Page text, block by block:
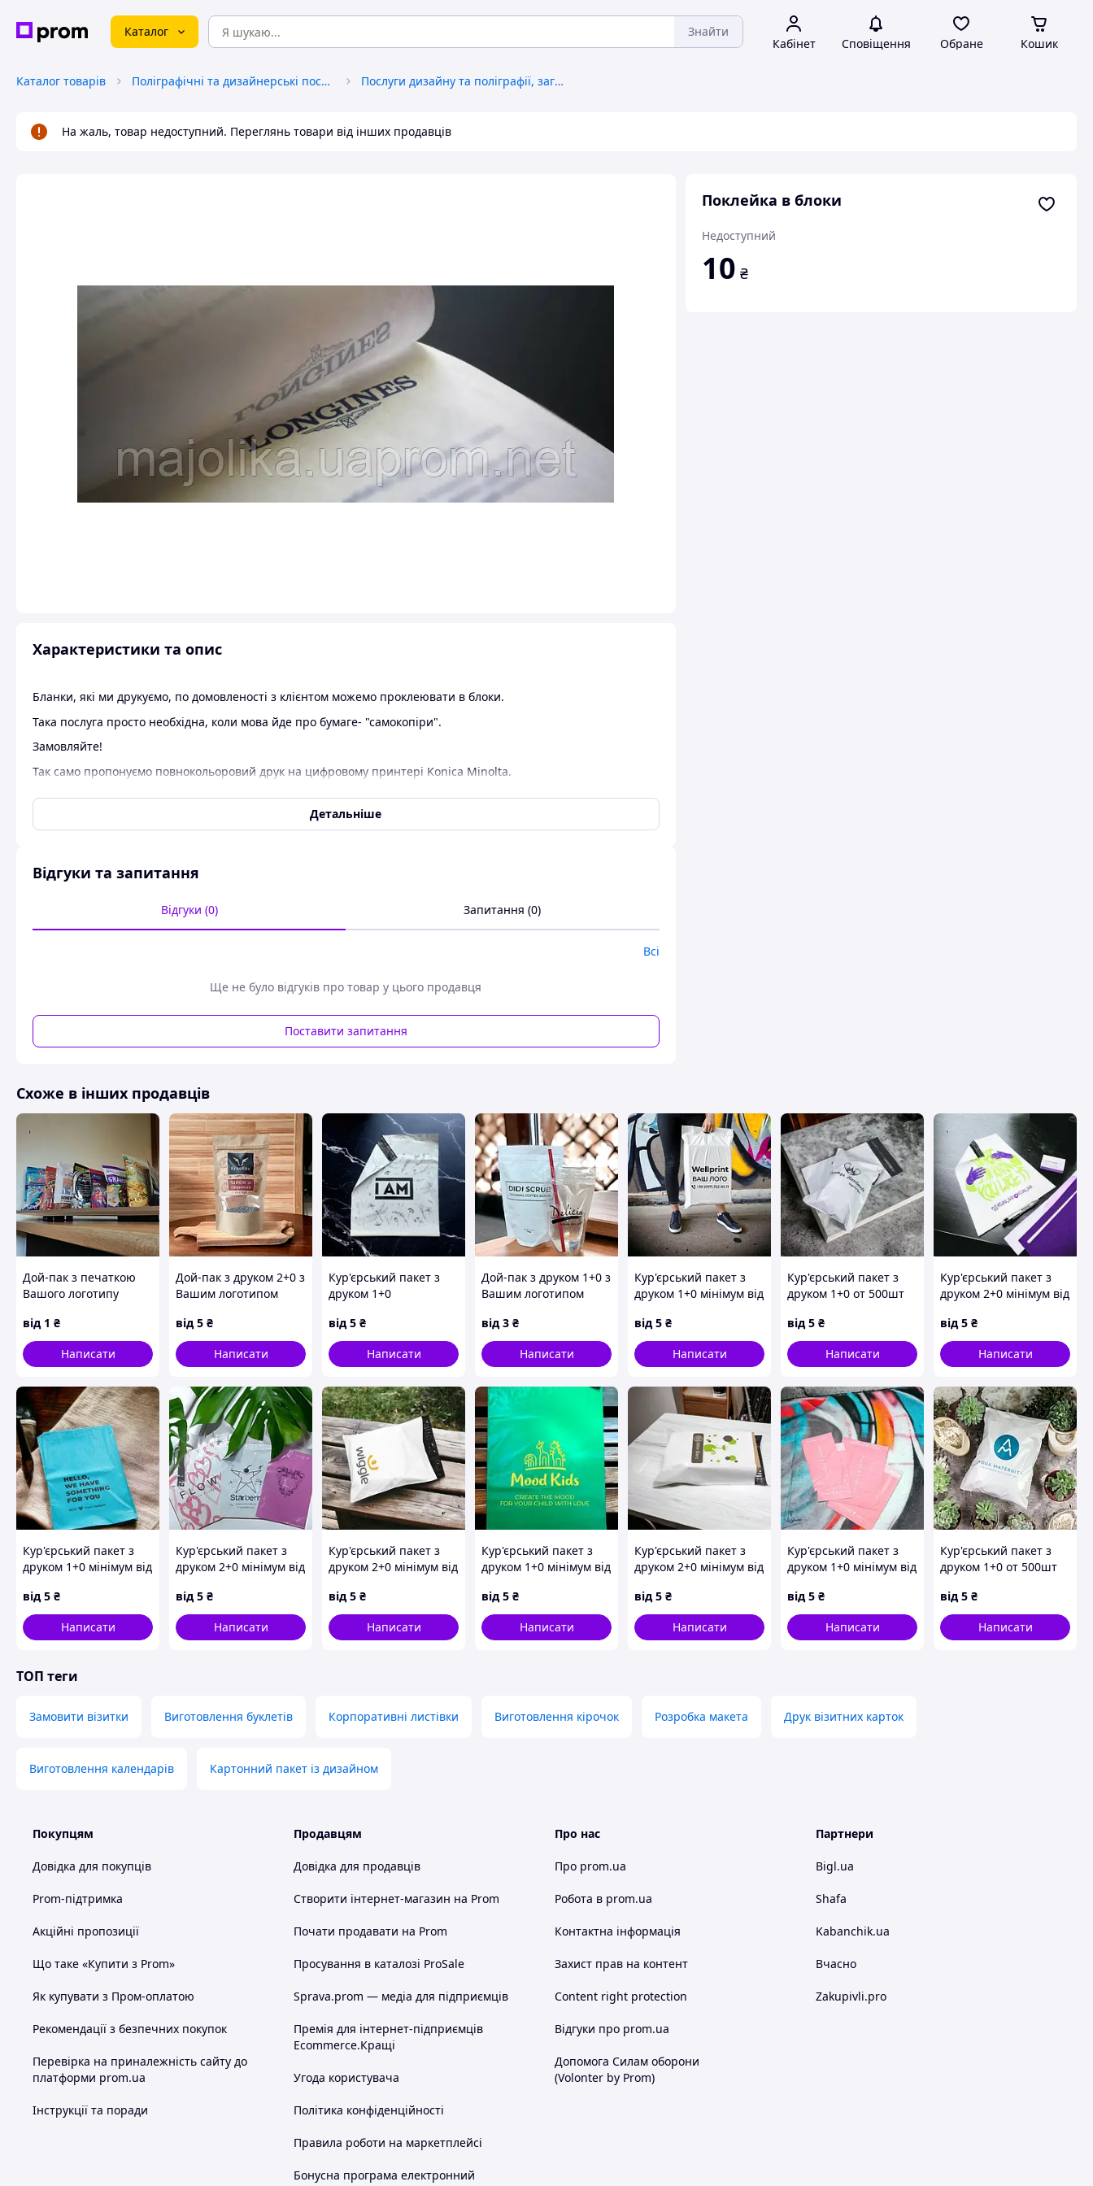
Каталог Знайти
Кабінет Сповіщення Обране Кошик
Каталог товарів Поліграфічні та дизайнерські послуги Послуги дизайну та поліграфії, загальне
На жаль, товар недоступний. Переглянь товари від інших продавців
Поклейка в блоки
Недоступний
10 ₴
Характеристики та опис
Бланки, які ми друкуємо, по домовленості з клієнтом можемо проклеювати в блоки.
Така послуга просто необхідна, коли мова йде про бумаге- "самокопіри".
Замовляйте!
Так само пропонуємо повнокольоровий друк на цифровому принтері Konica Minolta.
Зв'язатися з нами можна за контактними телефонами, а так само написавши нам на електронну пошту
Наш офіційний сайт: mayolika.com;
Telegram: +380676724997.
Детальніше
Відгуки та запитання
Відгуки (0) Запитання (0)
Всі
Ще не було відгуків про товар у цього продавця
Поставити запитання
Схоже в інших продавців
Дой-пак з печаткою
Вашого логотипу
від 1 ₴
Написати
Дой-пак з друком 2+0 з
Вашим логотипом
від 5 ₴
Написати
Кур'єрський пакет з
друком 1+0
від 5 ₴
Написати
Дой-пак з друком 1+0 з
Вашим логотипом
від 3 ₴
Написати
Кур'єрський пакет з
друком 1+0 мінімум від
від 5 ₴
Написати
Кур'єрський пакет з
друком 1+0 от 500шт
від 5 ₴
Написати
Кур'єрський пакет з
друком 2+0 мінімум від
від 5 ₴
Написати
Кур'єрський пакет з
друком 1+0 мінімум від
від 5 ₴
Написати
Кур'єрський пакет з
друком 2+0 мінімум від
від 5 ₴
Написати
Кур'єрський пакет з
друком 2+0 мінімум від
від 5 ₴
Написати
Кур'єрський пакет з
друком 1+0 мінімум від
від 5 ₴
Написати
Кур'єрський пакет з
друком 2+0 мінімум від
від 5 ₴
Написати
Кур'єрський пакет з
друком 1+0 мінімум від
від 5 ₴
Написати
Кур'єрський пакет з
друком 1+0 от 500шт
від 5 ₴
Написати
ТОП теги
Замовити візитки Виготовлення буклетів Корпоративні листівки Виготовлення кірочок Розробка макета Друк візитних карток
Виготовлення календарів Картонний пакет із дизайном
Покупцям
Довідка для покупців
Prom-підтримка
Акційні пропозиції
Що таке «Купити з Prom»
Як купувати з Пром-оплатою
Рекомендації з безпечних покупок
Перевірка на приналежність сайту до
платформи prom.ua
Інструкції та поради
Продавцям
Довідка для продавців
Створити інтернет-магазин на Prom
Почати продавати на Prom
Просування в каталозі ProSale
Sprava.prom — медіа для підприємців
Премія для інтернет-підприємців
Ecommerce.Кращі
Угода користувача
Політика конфіденційності
Правила роботи на маркетплейсі
Бонусна програма електронний
Про нас
Про prom.ua
Робота в prom.ua
Контактна інформація
Захист прав на контент
Content right protection
Відгуки про prom.ua
Допомога Силам оборони
(Volonter by Prom)
Партнери
Bigl.ua
Shafa
Kabanchik.ua
Вчасно
Zakupivli.pro